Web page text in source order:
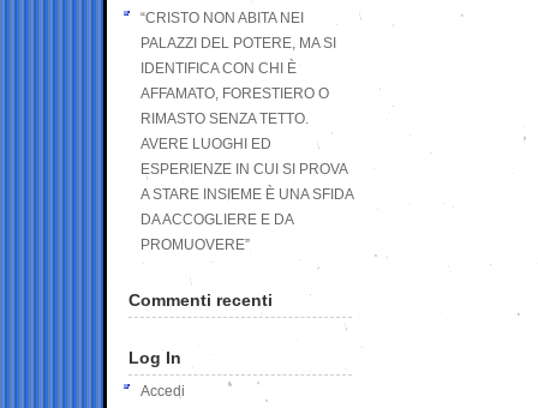
“CRISTO NON ABITA NEI
PALAZZI DEL POTERE, MA SI
IDENTIFICA CON CHI È
AFFAMATO, FORESTIERO O
RIMASTO SENZA TETTO.
AVERE LUOGHI ED
ESPERIENZE IN CUI SI PROVA
A STARE INSIEME È UNA SFIDA
DA ACCOGLIERE E DA
PROMUOVERE”
Commenti recenti
Log In
Accedi